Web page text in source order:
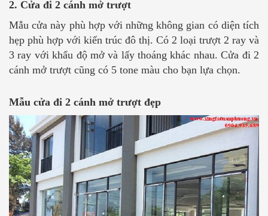
2. Cửa đi 2 cánh mở trượt
Mẫu cửa này phù hợp với những không gian có diện tích
hẹp phù hợp với kiến trúc đô thị. Có 2 loại trượt 2 ray và
3 ray với khẩu độ mở và lấy thoáng khác nhau. Cửa đi 2
cánh mở trượt cũng có 5 tone màu cho bạn lựa chọn.
Mẫu cửa đi 2 cánh mở trượt đẹp